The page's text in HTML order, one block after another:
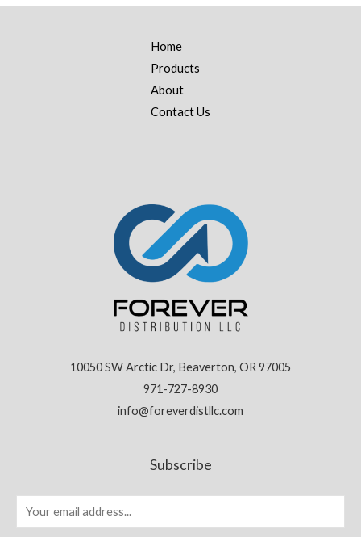
Home
Products
About
Contact Us
10050 SW Arctic Dr, Beaverton, OR 97005
971-727-8930
info@foreverdistllc.com
Subscribe